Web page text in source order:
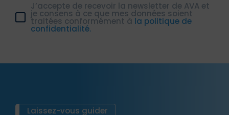
J’accepte de recevoir la newsletter de AVA et
je consens à ce que mes données soient
traitées conformément à la politique de
confidentialité.
Laissez-vous guider